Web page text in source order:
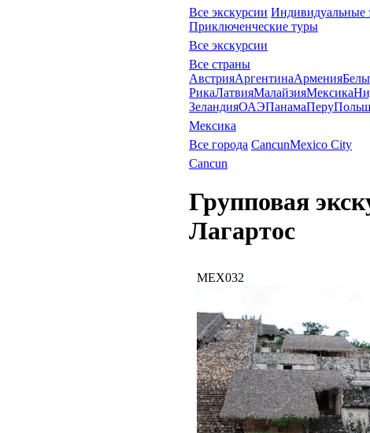
Все экскурсии Индивидуальные
Приключенческие туры
Все экскурсии
Все страны
АвстрияАргентинаАрмения
РикаЛатвияМалайзияМексика
ЗеландияОАЭПанамаПеру
Мексика
Все города CancunMexico City
Cancun
Групповая
Лагартос
MEX032